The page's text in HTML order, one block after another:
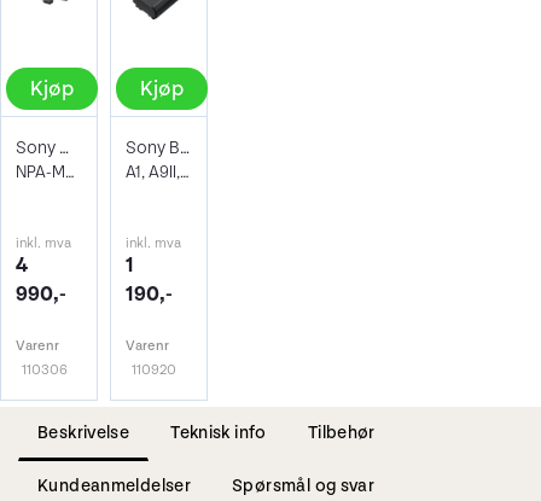
Kjøp
Sony Multibatteriadapter-kit
NPA-MQZ1K - Lader m/2stk NP-FZ100 batt
inkl. mva
4
990,-
Varenr
110306
Kjøp
Sony Batteri NP-FZ100
A1, A9II, A9, A7R III, A7 III, A7R IV
inkl. mva
1
190,-
Varenr
110920
Beskrivelse Teknisk info Tilbehør
Kundeanmeldelser Spørsmål og svar